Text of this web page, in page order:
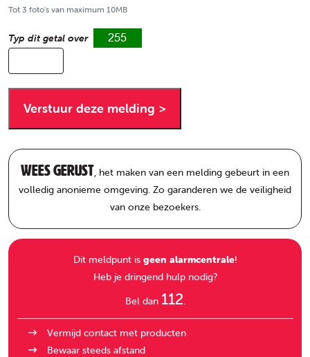
Tot 3 foto's van maximum 10MB
Typ dit getal over
Wees gerust, het maken van een melding gebeurt in een
volledig anonieme omgeving. Zo garanderen we de veiligheid
van onze bezoekers.
Dit meldpunt is geen alarmcentrale!
Heb je dringend hulp nodig?
Bel dan 112.
Vermijd contact met producten
Bewaar steeds afstand